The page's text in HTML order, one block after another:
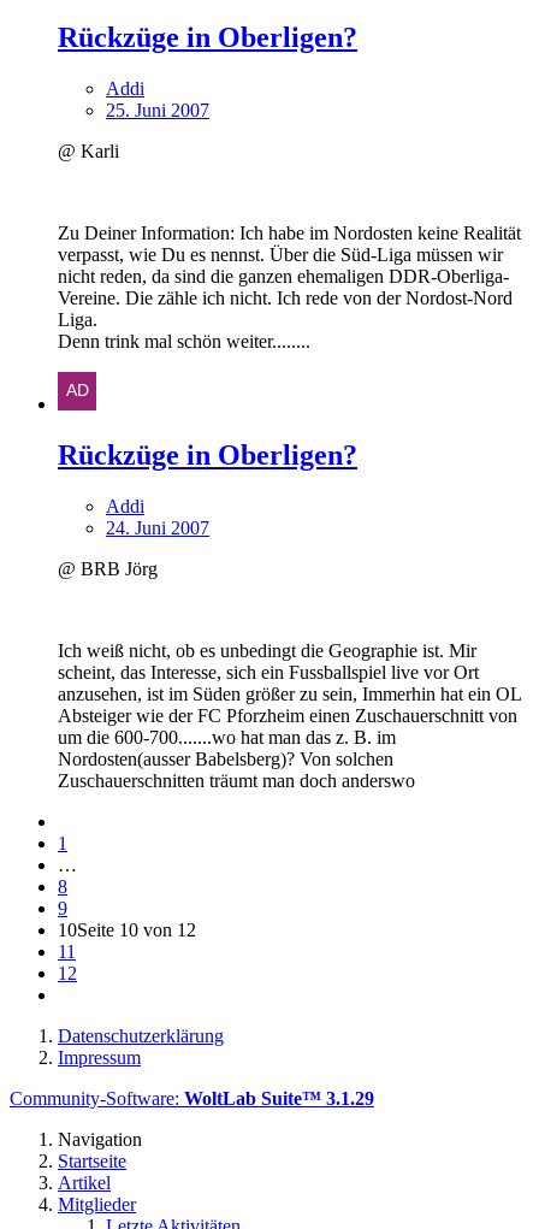
Rückzüge in Oberligen?
Addi
25. Juni 2007
@ Karli
Zu Deiner Information: Ich habe im Nordosten keine Realität
verpasst, wie Du es nennst. Über die Süd-Liga müssen wir
nicht reden, da sind die ganzen ehemaligen DDR-Oberliga-
Vereine. Die zähle ich nicht. Ich rede von der Nordost-Nord
Liga.
Denn trink mal schön weiter........
Rückzüge in Oberligen?
Addi
24. Juni 2007
@ BRB Jörg
Ich weiß nicht, ob es unbedingt die Geographie ist. Mir
scheint, das Interesse, sich ein Fussballspiel live vor Ort
anzusehen, ist im Süden größer zu sein, Immerhin hat ein OL
Absteiger wie der FC Pforzheim einen Zuschauerschnitt von
um die 600-700.......wo hat man das z. B. im
Nordosten(ausser Babelsberg)? Von solchen
Zuschauerschnitten träumt man doch anderswo
1
…
8
9
10Seite 10 von 12
11
12
Datenschutzerklärung
Impressum
Community-Software: WoltLab Suite™ 3.1.29
Navigation
Startseite
Artikel
Mitglieder